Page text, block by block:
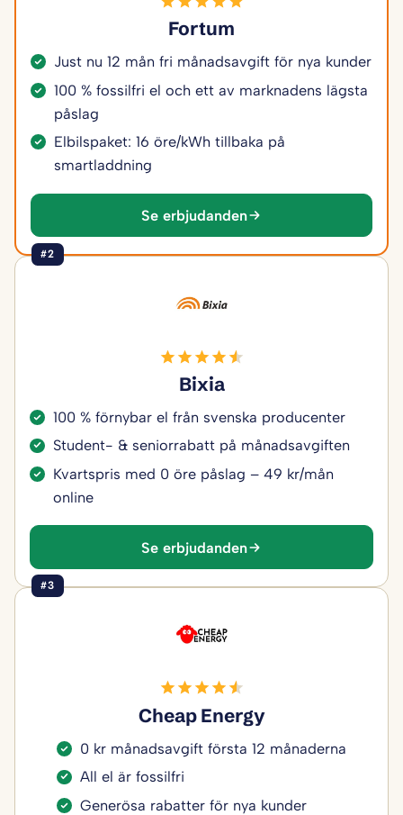
Fortum
Just nu 12 mån fri månadsavgift för nya kunder
100 % fossilfri el och ett av marknadens lägsta
påslag
Elbilspaket: 16 öre/kWh tillbaka på
smartladdning
Se erbjudanden
#2
Bixia
100 % förnybar el från svenska producenter
Student- & seniorrabatt på månadsavgiften
Kvartspris med 0 öre påslag – 49 kr/mån
online
Se erbjudanden
#3
Cheap Energy
0 kr månadsavgift första 12 månaderna
All el är fossilfri
Generösa rabatter för nya kunder